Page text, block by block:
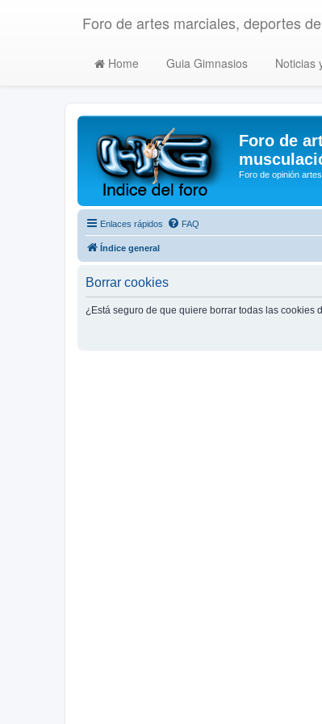
Foro de artes marciales, deportes
Home Guia Gimnasios Noticias
Foro de
Foro de opinión
Enlaces rápidos FAQ
Índice general
Borrar cookies
¿Está seguro de que quiere borrar todas las cookies